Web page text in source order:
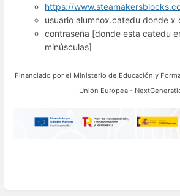
https://
usuario alumnox.catedu donde x
contraseña [donde esta catedu
minúsculas]
Financiado por el Ministerio de Educación y
Unión Europea -